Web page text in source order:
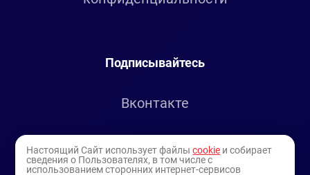
Подписывайтесь
Вконтакте
Настоящий Сайт использует файлыcookie и собирает
сведения о Пользователях, в том числе с
использованием сторонних интернет-сервисов